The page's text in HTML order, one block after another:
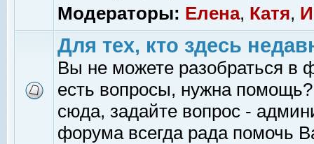
Модераторы: Елена, Катя,
Для тех, кто здесь
Вы не можете разобраться в
есть вопросы, нужна помощь?
сюда, задайте вопрос -
форума всегда рада помочь